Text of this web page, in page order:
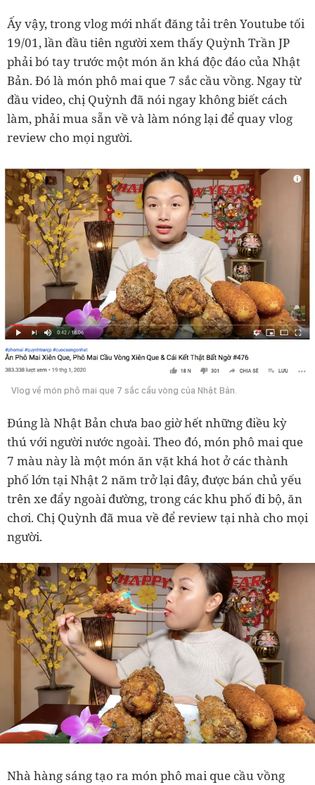
Ấy vậy, trong vlog mới nhất đăng tải trên Youtube tối
19/01, lần đầu tiên người xem thấy Quỳnh Trần JP
phải bó tay trước một món ăn khá độc đáo của Nhật
Bản. Đó là món phô mai que 7 sắc cầu vồng. Ngay từ
đầu video, chị Quỳnh đã nói ngay không biết cách
làm, phải mua sẵn về và làm nóng lại để quay vlog
review cho mọi người.
Vlog về món phô mai que 7 sắc cầu vòng của Nhật Bản.
Đúng là Nhật Bản chưa bao giờ hết những điều kỳ
thú với người nước ngoài. Theo đó, món phô mai que
7 màu này là một món ăn vặt khá hot ở các thành
phố lớn tại Nhật 2 năm trở lại đây, được bán chủ yếu
trên xe đẩy ngoài đường, trong các khu phố đi bộ, ăn
chơi. Chị Quỳnh đã mua về để review tại nhà cho mọi
người.
Nhà hàng sáng tạo ra món phô mai que cầu vồng